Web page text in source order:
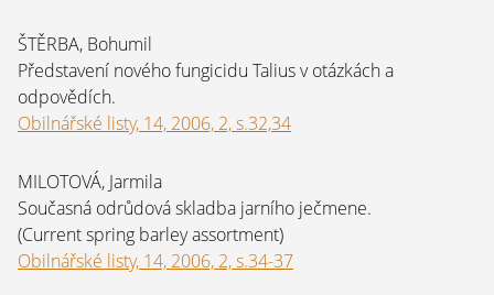
ŠTĚRBA, Bohumil
Představení nového fungicidu Talius v otázkách a
odpovědích.
Obilnářské listy, 14, 2006, 2, s.32,34
MILOTOVÁ, Jarmila
Současná odrůdová skladba jarního ječmene.
(Current spring barley assortment)
Obilnářské listy, 14, 2006, 2, s.34-37